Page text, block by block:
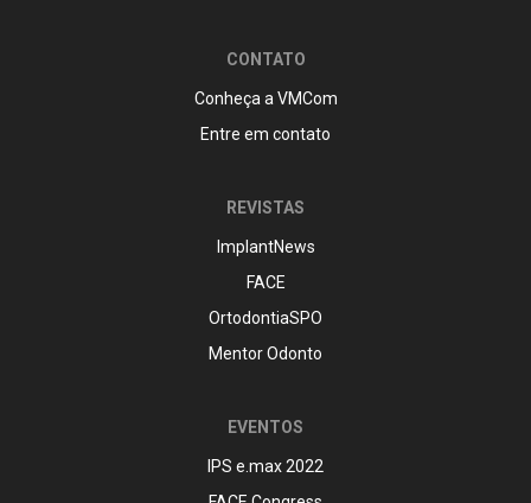
CONTATO
Conheça a VMCom
Entre em contato
REVISTAS
ImplantNews
FACE
OrtodontiaSPO
Mentor Odonto
EVENTOS
IPS e.max 2022